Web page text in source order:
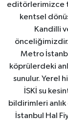
editörlerimizce
kentsel
Kandilli
önceliğimizdir.
Metro
köprülerdeki
sunulur. Yerel
İSKİ su
bildirimleri
İstanbul Hal